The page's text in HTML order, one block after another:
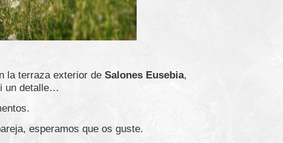
la terraza exterior de Salones Eusebia,
un detalle…
esperamos que os guste.